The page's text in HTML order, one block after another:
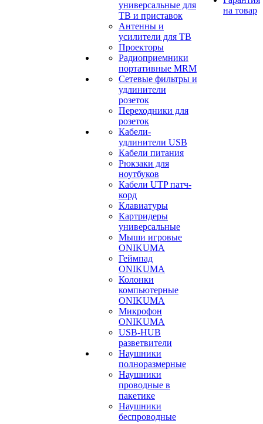
универсальные для
ТВ и приставок
Антенны и
усилители для ТВ
Проекторы
Радиоприемники
портативные MRM
Сетевые фильтры и
удлинители
розеток
Переходники для
розеток
Кабели-
удлинители USB
Кабели питания
Рюкзаки для
ноутбуков
Кабели UTP патч-
корд
Клавиатуры
Картридеры
универсальные
Мыши игровые
ONIKUMA
Геймпад
ONIKUMA
Колонки
компьютерные
ONIKUMA
Микрофон
ONIKUMA
USB-HUB
разветвители
Наушники
полноразмерные
Наушники
проводные в
пакетике
Наушники
беспроводные
на товар